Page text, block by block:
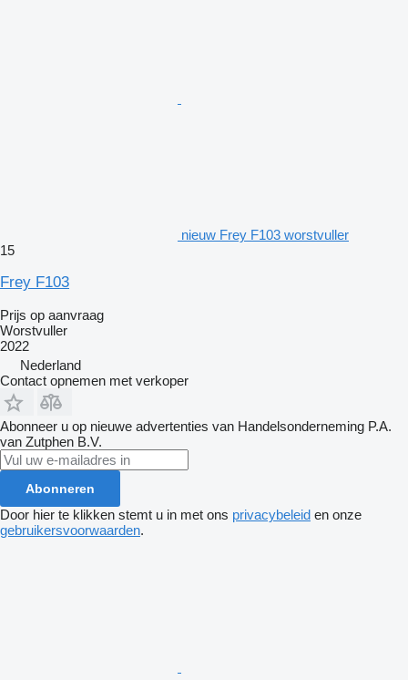
nieuw Frey F103 worstvuller
15
Frey F103
Prijs op aanvraag
Worstvuller
2022
Nederland
Contact opnemen met verkoper
Abonneer u op nieuwe advertenties van Handelsonderneming P.A.
van Zutphen B.V.
Abonneren
Door hier te klikken stemt u in met ons privacybeleid en onze
gebruikersvoorwaarden.